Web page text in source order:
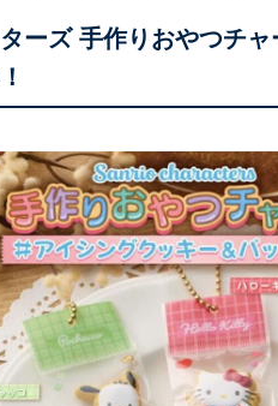
ターズ 手作りおやつチ